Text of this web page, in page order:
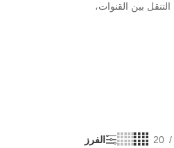
التنقل بين القنوات،
20 الفرز